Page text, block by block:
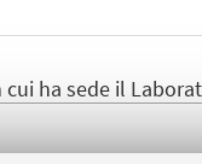
ha sede il